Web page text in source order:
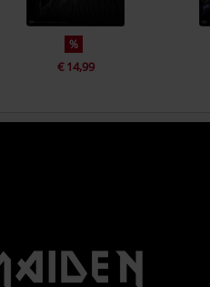
%
€ 14,99